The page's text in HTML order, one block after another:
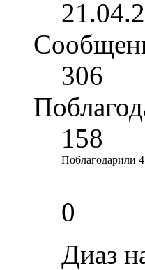
306
158
Поблагодарили
0
Диаз